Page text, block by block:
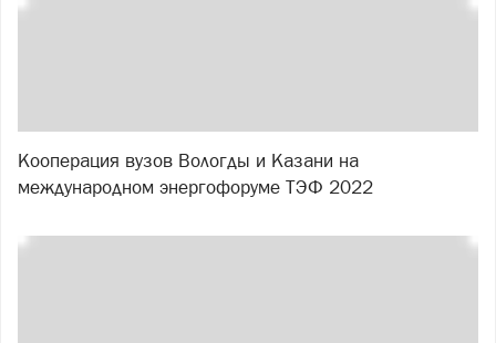
Кооперация вузов Вологды и Казани на
международном энергофоруме ТЭФ 2022